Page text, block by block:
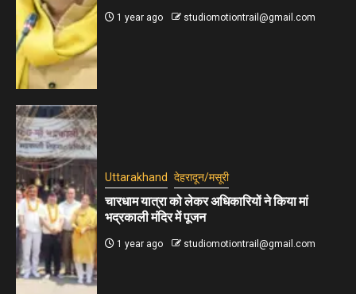
1 year ago studiomotiontrail@gmail.com
Uttarakhand देहरादून/मसूरी
चारधाम यात्रा को लेकर अधिकारियों ने किया मां
भद्रकाली मंदिर में पूजन
1 year ago studiomotiontrail@gmail.com